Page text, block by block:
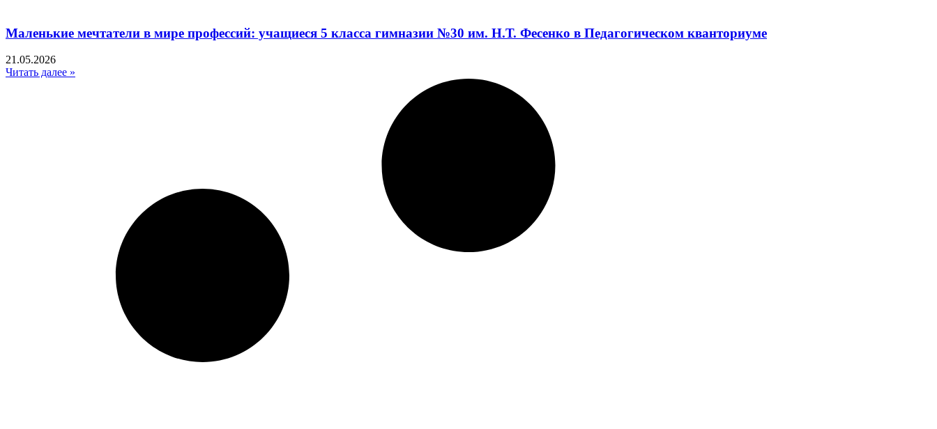
Маленькие мечтатели в мире профессий: учащиеся 5 класса гимназии №30 им. Н.Т. Фесенко в Педагогическом кванториуме
21.05.2026
Читать далее »